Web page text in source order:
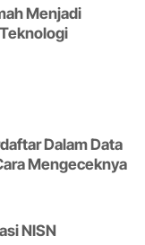
Menjadi
Dalam Data
Mengeceknya
NISN